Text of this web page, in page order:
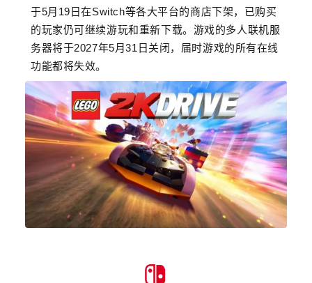
于5月19日在Switch等各大平台的商店下架，已购买
的玩家仍可继续游玩和重新下载。游戏的多人联机服
务器将于2027年5月31日关闭，届时游戏的所有在线
功能都将失效。